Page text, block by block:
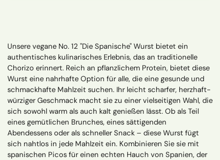
Unsere vegane No. 12 "Die Spanische" Wurst bietet ein
authentisches kulinarisches Erlebnis, das an traditionelle
Chorizo erinnert. Reich an pflanzlichem Protein, bietet diese
Wurst eine nahrhafte Option für alle, die eine gesunde und
schmackhafte Mahlzeit suchen. Ihr leicht scharfer, herzhaft-
würziger Geschmack macht sie zu einer vielseitigen Wahl, die
sich sowohl warm als auch kalt genießen lässt. Ob als Teil
eines gemütlichen Brunches, eines sättigenden
Abendessens oder als schneller Snack – diese Wurst fügt
sich nahtlos in jede Mahlzeit ein. Kombinieren Sie sie mit
spanischen Picos für einen echten Hauch von Spanien, der